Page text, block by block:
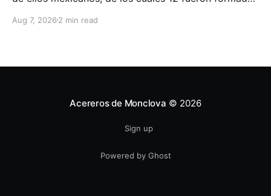
#AdnACEREROS ganó en Aguascalientes.
donde
Aug 7, 2026 2 min read
Acereros de Monclova © 2026
Sign up
Powered by Ghost